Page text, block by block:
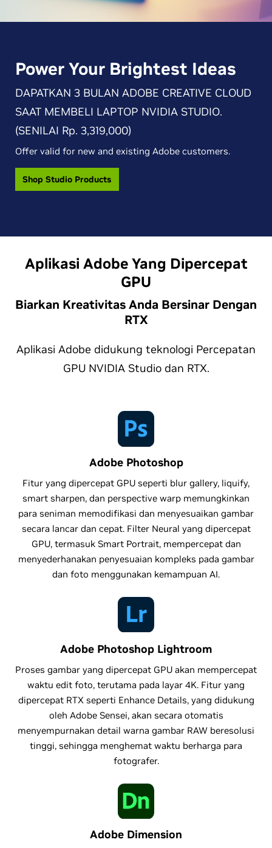
Power Your Brightest Ideas
DAPATKAN 3 BULAN ADOBE CREATIVE CLOUD
SAAT MEMBELI LAPTOP NVIDIA STUDIO.
(SENILAI Rp. 3,319,000)
Offer valid for new and existing Adobe customers.
Shop Studio Products
Aplikasi Adobe Yang Dipercepat
GPU
Biarkan Kreativitas Anda Bersinar Dengan
RTX
Aplikasi Adobe didukung teknologi Percepatan
GPU NVIDIA Studio dan RTX.
Adobe Photoshop
Fitur yang dipercepat GPU seperti blur gallery, liquify,
smart sharpen, dan perspective warp memungkinkan
para seniman memodifikasi dan menyesuaikan gambar
secara lancar dan cepat. Filter Neural yang dipercepat
GPU, termasuk Smart Portrait, mempercepat dan
menyederhanakan penyesuaian kompleks pada gambar
dan foto menggunakan kemampuan AI.
Adobe Photoshop Lightroom
Proses gambar yang dipercepat GPU akan mempercepat
waktu edit foto, terutama pada layar 4K. Fitur yang
dipercepat RTX seperti Enhance Details, yang didukung
oleh Adobe Sensei, akan secara otomatis
menyempurnakan detail warna gambar RAW beresolusi
tinggi, sehingga menghemat waktu berharga para
fotografer.
Adobe Dimension